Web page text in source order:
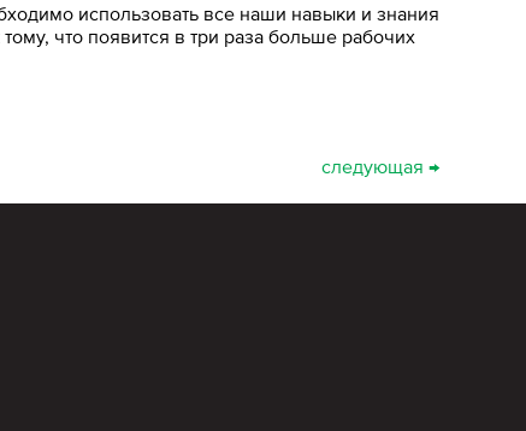
использовать все наши навыки и знания
что появится в три раза больше рабочих
следующая →